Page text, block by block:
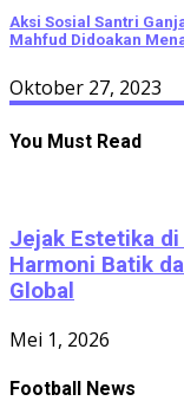
Aksi Sosial Santri
Mahfud Didoakan
Oktober 27, 2023
You Must Read
Jejak Estetika di
Harmoni Batik
Global
Mei 1, 2026
Football News